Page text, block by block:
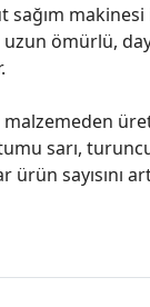
sağım
ömürlü,
malzemeden
sarı,
sayısını